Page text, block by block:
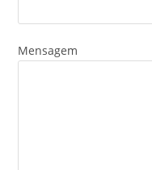
Mensagem